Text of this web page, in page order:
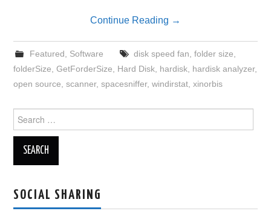
Continue Reading →
Featured Software disk speed fan folder size
folderSize ,GetForderSize Hard Disk hardisk hardisk analyzer,
open source ,scanner,spacesniffer,windirstat ,xinorbis
for:
SOCIAL SHARING